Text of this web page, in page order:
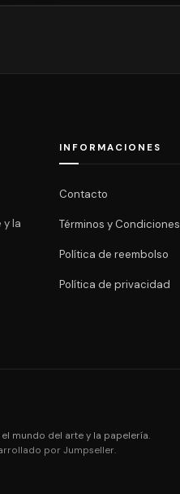
y la
INFORMACIONES
Contacto
Términos y Condiciones
Política de reembolso
Política de privacidad
mundo del arte y la papelería.
por Jumpseller.